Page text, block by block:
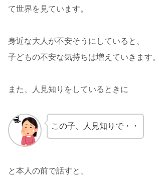
て世界を見ています。
身近な大人が不安そうにしていると、
子どもの不安な気持ちは増えていきます。
また、人見知りをしているときに
この子、人見知りで・・
と本人の前で話すと、